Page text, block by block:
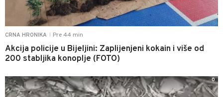
CRNA HRONIKA Pre 44 min
Akcija policije u Bijeljini: Zaplijenjeni kokain i više od
200 stabljika konoplje (FOTO)
0